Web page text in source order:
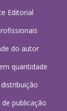
Editorial
do autor
quantidade
publicação